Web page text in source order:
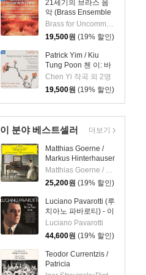
21세기의 브라스 음
악 (Brass Ensemble
Music - 21st Century)Brass for Uncommon Times 실내악
19,500원 (19% 할인)
Patrick Yim / Kiu
Tung Poon 첸 이: 바
이올린, 비올라, 피아
노 작품집 (Chen Yi:
Works For Violin,
Viola And Piano)
Chen Yi 작곡 외 2명
19,500원 (19% 할인)
이 분야 베스트셀러
Matthias Goerne /
Markus Hinterhauser
슈만: 황혼 (가곡집)
(Schumann:
Zwielicht)
Matthias Goerne / Markus Hinterhauser
25,200원 (19% 할인)
Luciano Pavarotti (루
치아노 파바로티) - 이
탈리아 오페라 리마스
터 (Tenor Arias From
Italian Opera) [LP]
Luciano Pavarotti
44,600원 (19% 할인)
Teodor Currentzis /
Patricia
더보기